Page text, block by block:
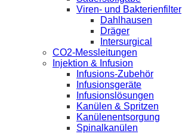
Viren- und Bakterienfilter
Dahlhausen
Dräger
Intersurgical
CO2-Messleitungen
Injektion & Infusion
Infusions-Zubehör
Infusionsgeräte
Infusionslösungen
Kanülen & Spritzen
Kanülenentsorgung
Spinalkanülen